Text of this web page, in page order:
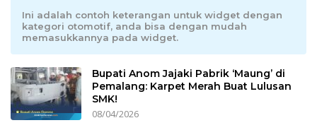
Ini adalah contoh keterangan untuk widget dengan
kategori otomotif, anda bisa dengan mudah
memasukkannya pada widget.
Bupati Anom Jajaki Pabrik ‘Maung’ di
Pemalang: Karpet Merah Buat Lulusan
SMK!
08/04/2026